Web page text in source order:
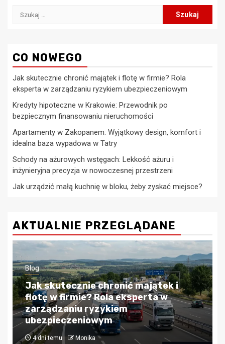
Szukaj:
CO NOWEGO
Jak skutecznie chronić majątek i flotę w firmie? Rola
eksperta w zarządzaniu ryzykiem ubezpieczeniowym
Kredyty hipoteczne w Krakowie: Przewodnik po
bezpiecznym finansowaniu nieruchomości
Apartamenty w Zakopanem: Wyjątkowy design, komfort i
idealna baza wypadowa w Tatry
Schody na ażurowych wstęgach: Lekkość ażuru i
inżynieryjna precyzja w nowoczesnej przestrzeni
Jak urządzić małą kuchnię w bloku, żeby zyskać miejsce?
AKTUALNIE PRZEGLĄDANE
Blog
Kredyty hipoteczne w Krakowie:
Przewodnik po bezpiecznym
finansowaniu nieruchomości
4 tygodnie temu Monika